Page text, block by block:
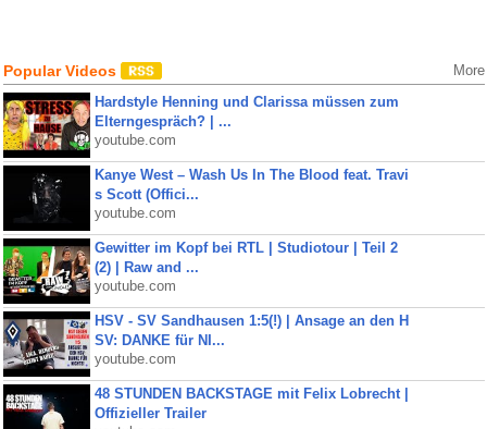
Popular Videos More
Hardstyle Henning und Clarissa müssen zum
Elterngespräch? | ...
youtube.com
Kanye West – Wash Us In The Blood feat. Travi
s Scott (Offici...
youtube.com
Gewitter im Kopf bei RTL | Studiotour | Teil 2
(2) | Raw and ...
youtube.com
HSV - SV Sandhausen 1:5(!) | Ansage an den H
SV: DANKE für NI...
youtube.com
48 STUNDEN BACKSTAGE mit Felix Lobrecht |
Offizieller Trailer